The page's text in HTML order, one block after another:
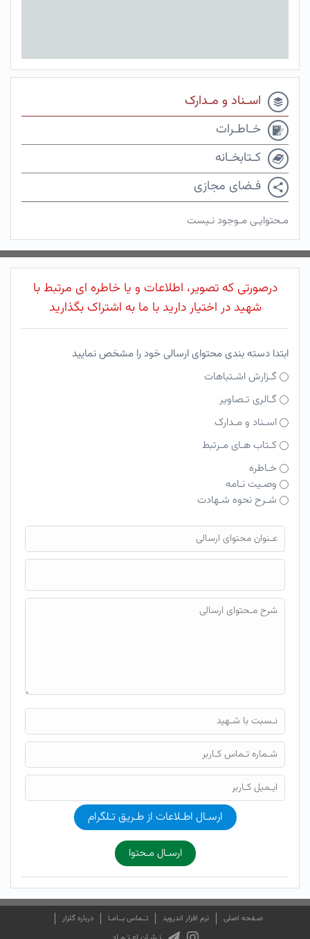
اسـناد و مـدارک
خـاطـرات
کـتابخـانه
فـضای مجازی
مـحتوایـی مـوجود نـیست
درصورتی که تصویر، اطلاعات و یا خاطره ای مرتبط با
شهید در اختیار دارید با ما به اشتراک بگذارید
ابتدا دسته بندی محتوای ارسالی خود را مشخص نمایید
گـزارش اشـتباهات
گـالری تـصاویر
اسـناد و مـدارک
کـتاب هـای مـرتبط
خـاطره
وصـیت نـامه
شـرح نحوه شـهادت
فایل محتوای ارسالی
ارسـال اطـلاعات از طـریق تـلگرام
ارسـال مـحتوا
صـفحه اصلی نرم افزار اندروید تــماس بــامـا درباره گلزار